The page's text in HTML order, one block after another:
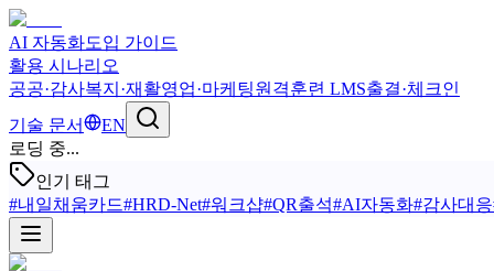
AI 자동화도입 가이드
활용 시나리오
공공·감사복지·재활영업·마케팅원격훈련 LMS출결·체크인
기술 문서
EN
로딩 중...
인기 태그
#내일채움카드#HRD-Net#워크샵#QR출석#AI자동화#감사대응